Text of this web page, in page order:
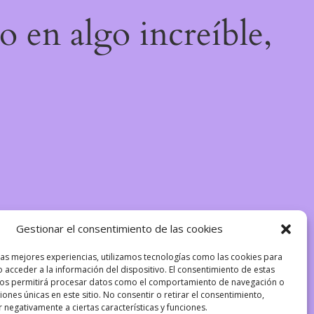
Gestionar el consentimiento de las cookies
mejores experiencias, utilizamos tecnologías como las cookies para
acceder a la información del dispositivo. El consentimiento de estas
permitirá procesar datos como el comportamiento de navegación o
únicas en este sitio. No consentir o retirar el consentimiento,
negativamente a ciertas características y funciones.
en algo increíble,